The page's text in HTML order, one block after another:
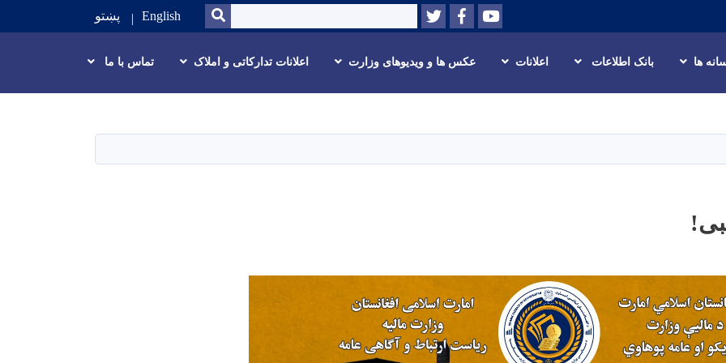
content
Youtube
Facebook
Twitter
Search
SEARCH
English پښتو
ها بانک اطلاعات اعلانات عکس ها و ویدیوهای وزارت اعلانات تدارکاتی و املاک تماس با ما